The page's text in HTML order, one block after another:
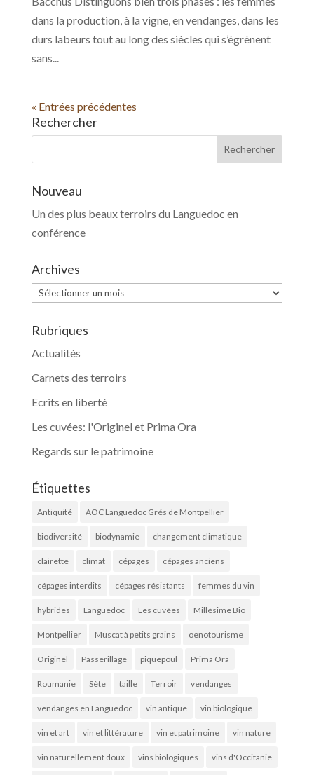
dans la production, à la vigne, en vendanges, dans les
durs labeurs tout au long des siècles qui s’égrènent
sans...
« Entrées précédentes
Rechercher
Nouveau
Un des plus beaux terroirs du Languedoc en
conférence
Archives
Archives
Rubriques
Actualités
Carnets des terroirs
Ecrits en liberté
Les cuvées: l'Originel et Prima Ora
Regards sur le patrimoine
Étiquettes
Antiquité AOC Languedoc Grés de Montpellier
biodiversité biodynamie changement climatique
clairette climat cépages cépages anciens
cépages interdits cépages résistants femmes du vin
hybrides Languedoc Les cuvées Millésime Bio
Montpellier Muscat à petits grains oenotourisme
Originel Passerillage piquepoul Prima Ora
Roumanie Sète taille Terroir vendanges
vendanges en Languedoc vin antique vin biologique
vin et art vin et littérature vin et patrimoine vin nature
vin naturellement doux vins biologiques vins d'Occitanie